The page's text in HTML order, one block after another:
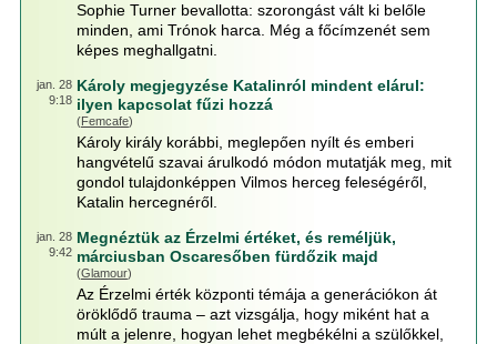
Sophie Turner bevallotta: szorongást vált ki belőle
minden, ami Trónok harca. Még a főcímzenét sem
képes meghallgatni.
jan. 28
9:18
Károly megjegyzése Katalinról mindent elárul:
ilyen kapcsolat fűzi hozzá
(Femcafe)
Károly király korábbi, meglepően nyílt és emberi
hangvételű szavai árulkodó módon mutatják meg, mit
gondol tulajdonképpen Vilmos herceg feleségéről,
Katalin hercegnéről.
jan. 28
9:42
Megnéztük az Érzelmi értéket, és reméljük,
márciusban Oscaresőben fürdőzik majd
(Glamour)
Az Érzelmi érték központi témája a generációkon át
öröklődő trauma – azt vizsgálja, hogy miként hat a
múlt a jelenre, hogyan lehet megbékélni a szülőkkel,